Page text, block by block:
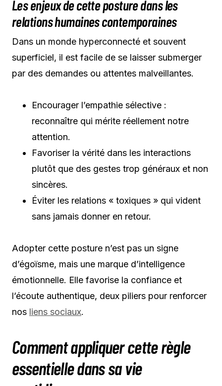
Les enjeux de cette posture dans les
relations humaines contemporaines
Dans un monde hyperconnecté et souvent
superficiel, il est facile de se laisser submerger
par des demandes ou attentes malveillantes.
Encourager l’empathie sélective :
reconnaître qui mérite réellement notre
attention.
Favoriser la vérité dans les interactions
plutôt que des gestes trop généraux et non
sincères.
Éviter les relations « toxiques » qui vident
sans jamais donner en retour.
Adopter cette posture n’est pas un signe
d’égoïsme, mais une marque d’intelligence
émotionnelle. Elle favorise la confiance et
l’écoute authentique, deux piliers pour renforcer
nos liens sociaux.
Comment appliquer cette règle
essentielle dans sa vie